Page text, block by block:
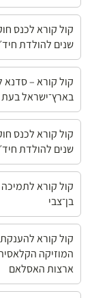
קול קורא לכנס
שנים להולדת
קול קורא –
בארץ־ישראל
קול קורא לכנס
שנים להולדת
קול קורא
בן־צבי
קול קורא
המוזיקה
ארצות האסלאם